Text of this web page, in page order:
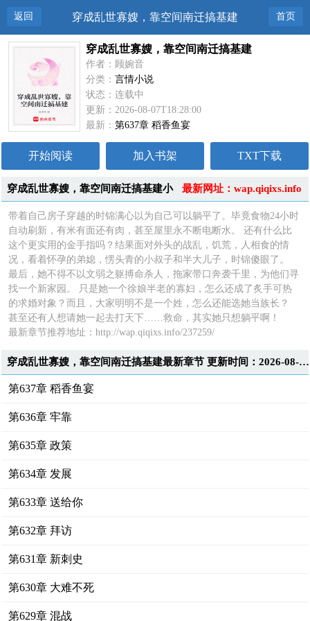
返回 穿成乱世寡嫂，靠空间南迁搞基建 首页
穿成乱世寡嫂，靠空间南迁搞基建
作者：顾婉音
分类：言情小说
状态：连载中
更新：2026-08-07T18:28:00
最新：第637章 稻香鱼宴
开始阅读 加入书架 TXT下载
最新网址：wap.qiqixs.info
穿成乱世寡嫂，靠空间南迁搞基建小
说简介
带着自己房子穿越的时锦满心以为自己可以躺平了。毕竟食物24小时
自动刷新，有米有面还有肉，甚至屋里永不断电断水。 还有什么比
这个更实用的金手指吗？结果面对外头的战乱，饥荒，人相食的情
况，看着怀孕的弟媳，愣头青的小叔子和半大儿子，时锦傻眼了。
最后，她不得不以文弱之躯搏命杀人，拖家带口奔袭千里，为他们寻
找一个新家园。 只是她一个徐娘半老的寡妇，怎么还成了炙手可热
的求婚对象？而且，大家明明不是一个姓，怎么还能选她当族长？
甚至还有人想请她一起去打天下……救命，其实她只想躺平啊！
最新章节推荐地址：http://wap.qiqixs.info/237259/
穿成乱世寡嫂，靠空间南迁搞基建最新章节 更新时间：2026-08-07T18:28:00
第637章 稻香鱼宴
第636章 牢靠
第635章 政策
第634章 发展
第633章 送给你
第632章 拜访
第631章 新刺史
第630章 大难不死
第629章 混战